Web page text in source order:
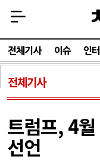
전체기사 이슈 인
전체기사
트럼프, 4월
선언